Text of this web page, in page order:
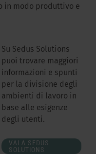
in modo produttivo e
Su Sedus Solutions
puoi trovare maggiori
informazioni e spunti
per la divisione degli
ambienti di lavoro in
base alle esigenze
degli utenti.
VAI A SEDUS
SOLUTIONS